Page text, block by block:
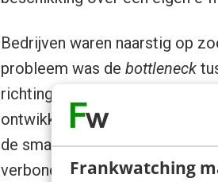
Frankwatching
Bedrijven waren naarstig op
probleem was de bottleneck
richting de klant. CMS-
ontwikkeling in rap tempo
de smartphone en social
verbonden.